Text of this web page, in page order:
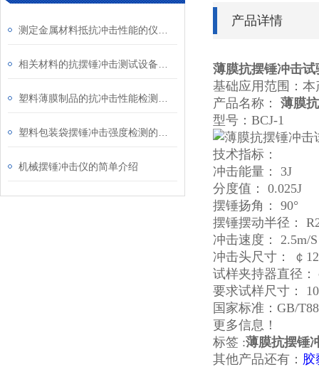
机械摆锤冲击仪的简单介绍
产品详情
薄膜抗摆锤冲击试
基础应用范围：
产品名称：
薄膜
型号：BCJ-1
技术指标：
冲击能量： 3J
分度值： 0.025J
摆锤扬角： 90°
摆锤摆动半径：
冲击速度： 2.5m/S
冲击头尺寸： ￠
试样夹持器直径：
要求试样尺寸：
国家标准：GB/
更多信息！
标签 :薄膜抗摆锤
其他产品还有： 胶